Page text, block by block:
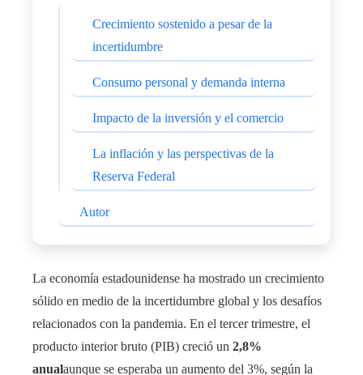
Crecimiento sostenido a pesar de la
incertidumbre
Consumo personal y demanda interna
Impacto de la inversión y el comercio
La inflación y las perspectivas de la
Reserva Federal
Autor
La economía estadounidense ha mostrado un crecimiento
sólido en medio de la incertidumbre global y los desafíos
relacionados con la pandemia. En el tercer trimestre, el
producto interior bruto (PIB) creció un 2,8%
anualaunque se esperaba un aumento del 3%, según la